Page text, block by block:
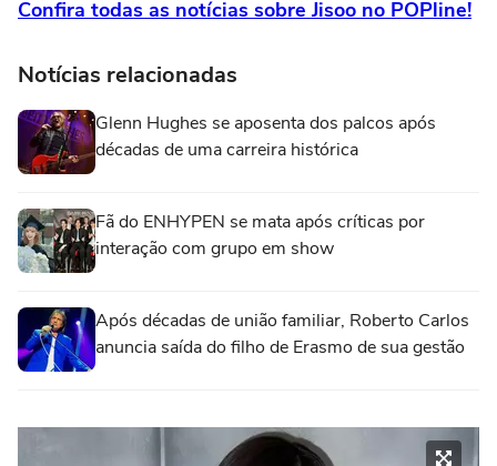
Confira todas as notícias sobre Jisoo no POPline!
Notícias relacionadas
Glenn Hughes se aposenta dos palcos após
décadas de uma carreira histórica
Fã do ENHYPEN se mata após críticas por
interação com grupo em show
Após décadas de união familiar, Roberto Carlos
anuncia saída do filho de Erasmo de sua gestão